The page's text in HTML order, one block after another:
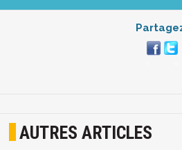
AUTRES ARTICLES